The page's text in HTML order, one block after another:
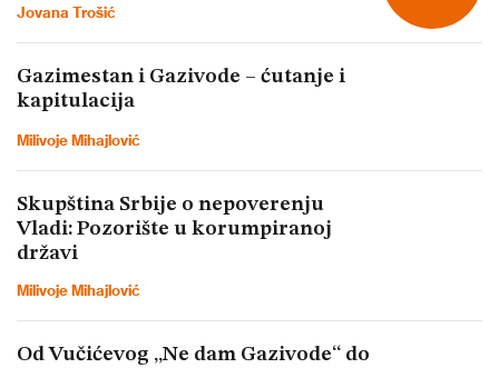
Jovana Trošić
Gazimestan i Gazivode – ćutanje i
kapitulacija
Milivoje Mihajlović
Skupština Srbije o nepoverenju
Vladi: Pozorište u korumpiranoj
državi
Milivoje Mihajlović
Od Vučićevog „Ne dam Gazivode“ do